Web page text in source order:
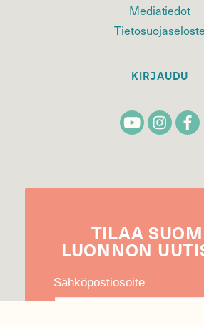
Mediatiedot
Tietosuojaseloste
KIRJAUDU
TILAA
LUONNON
Sähköpostiosoite